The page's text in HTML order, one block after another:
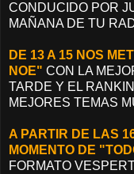
CONDUCIDO POR
MAÑANA DE TU
DE 13 A 15 NOS
NOE" CON LA
TARDE Y EL
MEJORES TEMAS
A PARTIR DE LAS
MOMENTO DE
FORMATO